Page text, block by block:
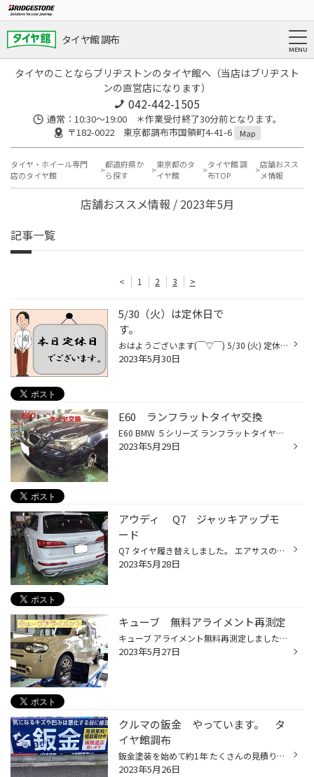
タイヤ館 調布
タイヤのことならブリヂストンのタイヤ館へ（当店はブリヂスト
ンの直営店になります）
042-442-1505
通常：10:30～19:00 ＊作業受付終了30分前となります。
〒182-0022 東京都調布市国領町4-41-6
Map
タイヤ・ホイール専門
店のタイヤ館
都道府県か
ら探す
東京都のタ
イヤ館
タイヤ館 調
布TOP
店舗おスス
メ情報
店舗おススメ情報 / 2023年5月
記事一覧
< 1 2 3 >
5/30（火）は定休日で
す。
おはようございます(￣▽￣) 5/30 (火) 定休日です。 本日は定休日になります。 5/31（水） 10時30分より営業しております。 なんでも お気軽にご相談ください(°▽°)
2023年5月30日
E60 ランフラットタイヤ交換
E60 BMW ５シリーズ ランフラットタイヤが標準になった BMWのはじめの 乗用車です。 大変大切にお手入れされているので、 ボディーはピカピカ☆です。 照明は綺麗に映り込んでいます。 交換前のタイヤ 走行距離は少ないが 取り付けしてから時間が経過して タイヤにひび割れが多く 交換になりました。...
2023年5月29日
アウディ Q7 ジャッキアップモ
ード
Q7 タイヤ履き替えしました。 エアサスの為、ジャッキアップする際は、 ジャッキアップモードにしないと エアサスが故障する恐れがあるため 作業注意です。 お客様が外国の方の為 設定が英語モードになっています。 エンジンかけた状態でモニターの 画面をタッチして 画面の様にします。 エンジンを...
2023年5月28日
キューブ 無料アライメント再測定
キューブ アライメント無料再測定しました。 以前タイヤ購入時にアライメントと長持ちパックを ご購入いただいたので、定期的なアライメントが 無料で測定できます！ かなりお買い得！ 以前の当店のHPに乗ったお車です。 過去のHPはこちら https://www.taiyakan.co.jp/shop/chofu/tech/showcase/130...
2023年5月27日
クルマの鈑金 やっています。 タ
イヤ館調布
鈑金塗装を始めて約1年 たくさんの見積り依頼有難うございます。 見積り無料ですので、お気軽にご来店ください！
2023年5月26日